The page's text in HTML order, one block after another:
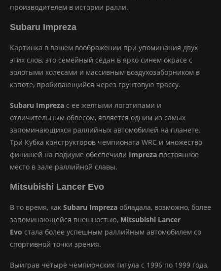
производителем в истории ралли.
Subaru Impreza
Картинка в вашем воображении при упоминания двух
этих слов, это семейный седан в ярко синем окрасе с
золотыми колесами и массивным воздухозаборником в
капоте, пробивающийся через грунтовую трассу.
Subaru Impreza с ее желтыми логотипами и
отличительным обвесом, является одним из самых
запоминающихся раллийных автомобилей на планете.
Три Кубка конструкторов чемпионата WRC и множество
финишей на подиуме обеспечили Impreza постоянное
место в зале раллийной славы.
Mitsubishi Lancer Evo
В то время, как Subaru Impreza обладала, возможно, более
запоминающейся внешностью, Mitsubishi Lancer
Evo стала более успешным раллийным автомобилем со
спортивной точки зрения.
Выиграв четыре чемпионских титула с 1996 по 1999 года,